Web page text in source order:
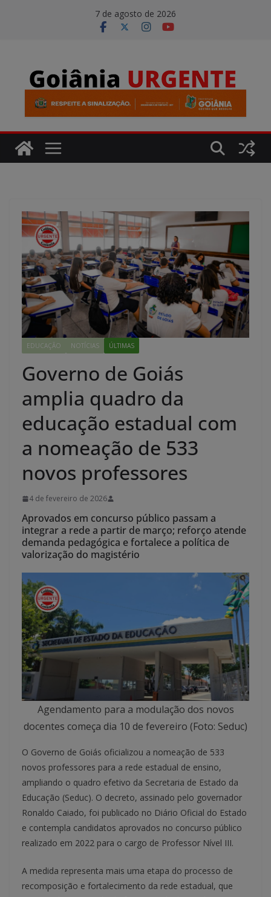
7 de agosto de 2026
EDUCAÇÃO NOTÍCIAS ÚLTIMAS
Governo de Goiás
amplia quadro da
educação estadual com
a nomeação de 533
novos professores
4 de fevereiro de 2026
Aprovados em concurso público passam a
integrar a rede a partir de março; reforço atende
demanda pedagógica e fortalece a política de
valorização do magistério
Agendamento para a modulação dos novos
docentes começa dia 10 de fevereiro (Foto: Seduc)
O Governo de Goiás oficializou a nomeação de 533
novos professores para a rede estadual de ensino,
ampliando o quadro efetivo da Secretaria de Estado da
Educação (Seduc). O decreto, assinado pelo governador
Ronaldo Caiado, foi publicado no Diário Oficial do Estado
e contempla candidatos aprovados no concurso público
realizado em 2022 para o cargo de Professor Nível III.
A medida representa mais uma etapa do processo de
recomposição e fortalecimento da rede estadual, que
modal-check